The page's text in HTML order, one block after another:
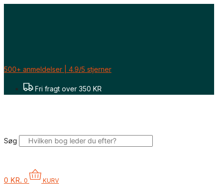
Gå
500+ anmeldelser | 4.9/5 stjerner
Fri fragt over 350 KR
Søg
0 KR. 0 KURV